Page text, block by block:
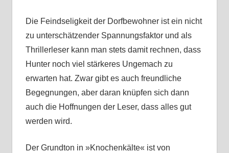
Die Feindseligkeit der Dorfbewohner ist ein nicht
zu unterschätzender Spannungsfaktor und als
Thrillerleser kann man stets damit rechnen, dass
Hunter noch viel stärkeres Ungemach zu
erwarten hat. Zwar gibt es auch freundliche
Begegnungen, aber daran knüpfen sich dann
auch die Hoffnungen der Leser, dass alles gut
werden wird.
Der Grundton in »Knochenkälte« ist von